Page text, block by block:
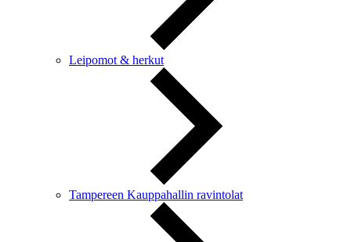
Leipomot & herkut
Tampereen Kauppahallin ravintolat